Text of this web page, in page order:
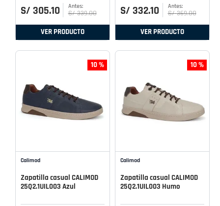
S/ 305.10 S/ 339.00
VER PRODUCTO
S/ 332.10 S/ 369.00
VER PRODUCTO
10 %
Calimod
Zapatilla casual CALIMOD
25Q2.1UIL003 Azul
10 %
Calimod
Zapatilla casual CALIMOD
25Q2.1UIL003 Humo